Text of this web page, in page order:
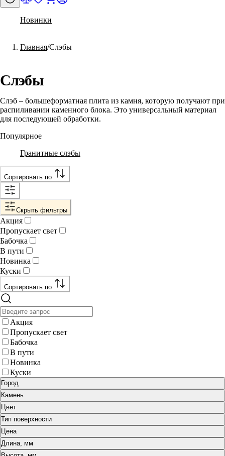
Новинки
Главная Слэбы
Слэбы
Слэб – большеформатная плита из камня, которую получают при
распиливании каменного блока. Это универсальный материал
для последующей обработки.
Популярное
Гранитные слэбы
Сортировать по
Скрыть фильтры
Акция
Пропускает свет
Бабочка
В пути
Новинка
Куски
Сортировать по
Акция
Пропускает свет
Бабочка
В пути
Новинка
Куски
Город
Камень
Цвет
Тип поверхности
Цена
Длина, мм